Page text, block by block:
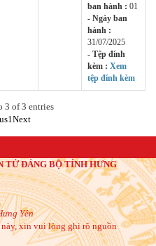
ban hành : 01
- Ngày ban
hành :
31/07/2025
- Tệp đính
kèm : Xem
tệp đính kèm
3 of 3 entries
1 Next
TỬ ĐẢNG BỘ TỈNH HƯNG
Yên
xin vui lòng ghi rõ nguồn